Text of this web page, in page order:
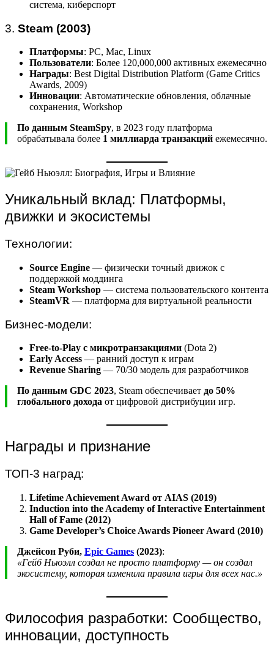
система, киберспорт
3. Steam (2003)
Платформы: PC, Mac, Linux
Пользователи: Более 120,000,000 активных ежемесячно
Награды: Best Digital Distribution Platform (Game Critics
Awards, 2009)
Инновации: Автоматические обновления, облачные
сохранения, Workshop
По данным SteamSpy, в 2023 году платформа
обрабатывала более 1 миллиарда транзакций ежемесячно.
Уникальный вклад: Платформы,
движки и экосистемы
Технологии:
Source Engine — физически точный движок с
поддержкой моддинга
Steam Workshop — система пользовательского контента
SteamVR — платформа для виртуальной реальности
Бизнес-модели:
Free-to-Play с микротранзакциями (Dota 2)
Early Access — ранний доступ к играм
Revenue Sharing — 70/30 модель для разработчиков
По данным GDC 2023, Steam обеспечивает до 50%
глобального дохода от цифровой дистрибуции игр.
Награды и признание
ТОП-3 наград:
Lifetime Achievement Award от AIAS (2019)
Induction into the Academy of Interactive Entertainment
Hall of Fame (2012)
Game Developer’s Choice Awards Pioneer Award (2010)
Джейсон Руби, Epic Games (2023):
«Гейб Ньюэлл создал не просто платформу — он создал
экосистему, которая изменила правила игры для всех нас.»
Философия разработки: Сообщество,
инновации, доступность